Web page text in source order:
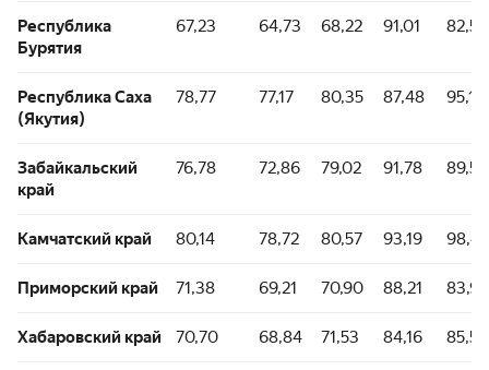
Республика
Бурятия
67,23 64,73 68,22 91,01 82,52
Республика Саха
(Якутия)
78,77 77,17 80,35 87,48 95,18
Забайкальский
край
76,78 72,86 79,02 91,78 89,56
Камчатский край 80,14 78,72 80,57 93,19 98,42
Приморский край 71,38 69,21 70,90 88,21 83,98
Хабаровский край 70,70 68,84 71,53 84,16 85,59